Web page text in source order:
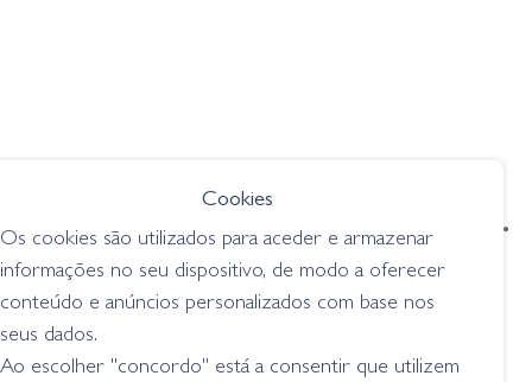
condições de venda
livro de reclamações
privacidade
cookies
Grilo Pesca - Loja de Pesca e Competição © Todos os direitos reservados |
Cookies
Os cookies são utilizados para aceder e armazenar
informações no seu dispositivo, de modo a oferecer
conteúdo e anúncios personalizados com base nos
seus dados.
Ao escolher "concordo" está a consentir que utilizem